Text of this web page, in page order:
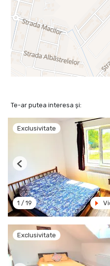
Te-ar putea interesa și:
Exclusivitate
1 / 19
Previous
Exclusivitate